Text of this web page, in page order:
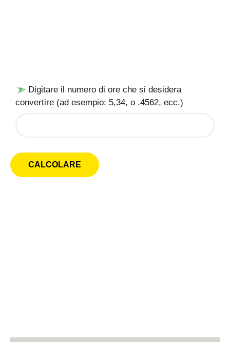
Digitare il numero di ore che si desidera
convertire (ad esempio: 5,34, o .4562, ecc.)